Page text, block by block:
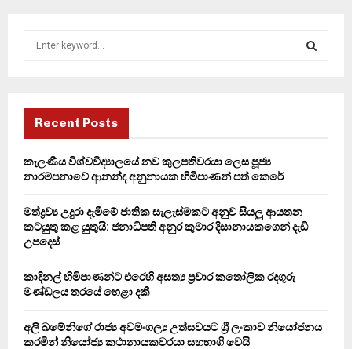
f
r
H
Recent Posts
කැලණිය විශ්වවිද්‍යාලයේ නව කුලපතිවරයා ලෙස පූජ්‍ය
නාරම්පනාවේ ආනන්ද අනුනායක හිමිපාණන් පත් කෙරේ
මත්ද්‍රව්‍ය උදුරා දැමීමේ ජාතික සැලැස්මකට අනුව සියලු ආයතන
කටයුතු කළ යුතුයි: ජනාධිපති අනුර කුමාර දිසානායකගෙන් දැඩි
උපදෙස්
කාදිනල් හිමිපාණන්ට එරෙහි අසත්‍ය ප්‍රචාර කතෝලික රදගුරු
මණ්ඩලය තරයේ හෙළා දකී
අලි ඛමේනිගේ රාජ්‍ය අවමංගල්‍ය උත්සවයට ශ්‍රී ලංකාව නියෝජනය
කරමින් නියෝජ්‍ය කථානායකවරයා සහභාගි වෙයි